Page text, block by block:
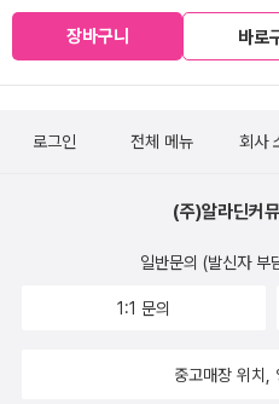
장바구니 바로
로그인 전체 메뉴 회사
(주)알라딘커
일반문의 (발신자 부
1:1 문의
중고매장 위치,